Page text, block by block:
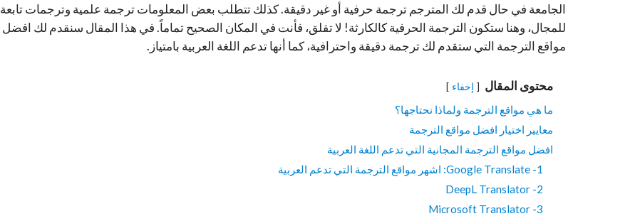
الجامعة في حال قدم لك المترجم ترجمة حرفية أو غير دقيقة. كذلك تتطلب بعض المعلومات ترجمة علمية وترجمات تابعة
للمجال، وهنا ستكون الترجمة الحرفية كالكارثة! لا تقلق، فأنت في المكان الصحيح تماماً. في هذا المقال سنقدم لك افضل
مواقع الترجمة التي ستقدم لك ترجمة دقيقة واحترافية، كما أنها تدعم اللغة العربية بامتياز.
محتوى المقال إخفاء
ما هي مواقع الترجمة ولماذا نحتاجها؟
معايير اختيار افضل مواقع الترجمة
افضل مواقع الترجمة المجانية التي تدعم اللغة العربية
1- Google Translate: اشهر مواقع الترجمة التي تدعم العربية
2- DeepL Translator
3- Microsoft Translator